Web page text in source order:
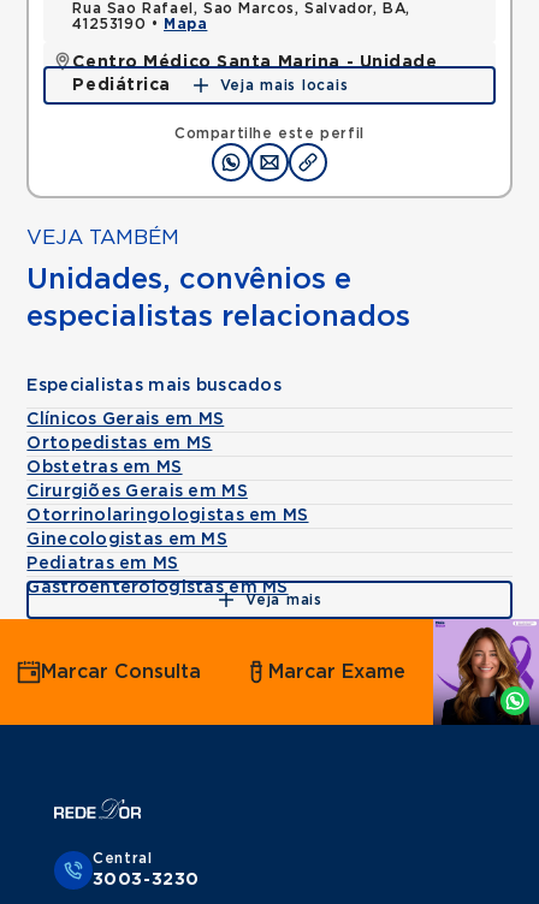
Compartilhe este perfil
Rua Sao Rafael, Sao Marcos, Salvador, BA,
41253190 •
Mapa
Centro Médico Santa Marina - Unidade
Pediátrica
Rua Doutor Eduardo Machado Metello, Chacara
Cachoeira, Campo Grande, MS, 79040830 •
Veja mais locais
VEJA TAMBÉM
Unidades, convênios e
especialistas relacionados
Especialistas mais buscados
Clínicos Gerais em MS
Ortopedistas em MS
Obstetras em MS
Cirurgiões Gerais em MS
Otorrinolaringologistas em MS
Ginecologistas em MS
Pediatras em MS
Gastroenterologistas em MS
Veja mais
Agende
por
Whatsapp
Marcar Consulta Marcar Exame
Central
3003-3230